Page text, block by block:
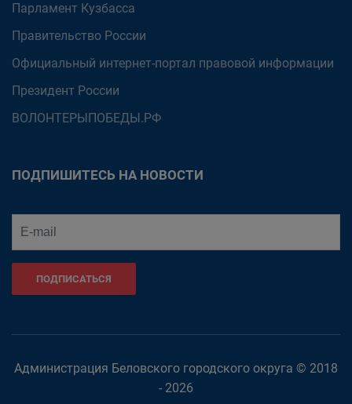
Парламент Кузбасса
Правительство России
Официальный интернет-портал правовой информации
Президент России
ВОЛОНТЕРЫПОБЕДЫ.РФ
ПОДПИШИТЕСЬ НА НОВОСТИ
ПОДПИСАТЬСЯ
Администрация Беловского городского округа © 2018
- 2026